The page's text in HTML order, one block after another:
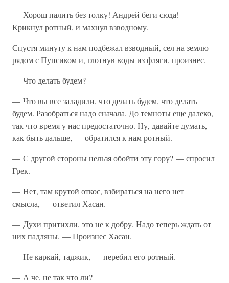
— Хорош палить без толку! Андрей беги сюда! —
Крикнул ротный, и махнул взводному.
Спустя минуту к нам подбежал взводный, сел на землю
рядом с Пупсиком и, глотнув воды из фляги, произнес.
— Что делать будем?
— Что вы все заладили, что делать будем, что делать
будем. Разобраться надо сначала. До темноты еще далеко,
так что время у нас предостаточно. Ну, давайте думать,
как быть дальше, — обратился к нам ротный.
— С другой стороны нельзя обойти эту гору? — спросил
Грек.
— Нет, там крутой откос, взбираться на него нет
смысла, — ответил Хасан.
— Духи притихли, это не к добру. Надо теперь ждать от
них падляны. — Произнес Хасан.
— Не каркай, таджик, — перебил его ротный.
— А че, не так что ли?